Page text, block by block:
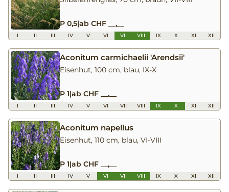
P 0,5|ab CHF __,__
I II III IV V VI VII VIII IX X XI XII
Aconitum carmichaelii 'Arendsii'
Eisenhut, 100 cm, blau, IX-X
P 1|ab CHF __,__
I II III IV V VI VII VIII IX X XI XII
Aconitum napellus
Eisenhut, 110 cm, blau, VI-VIII
P 1|ab CHF __,__
I II III IV V VI VII VIII IX X XI XII